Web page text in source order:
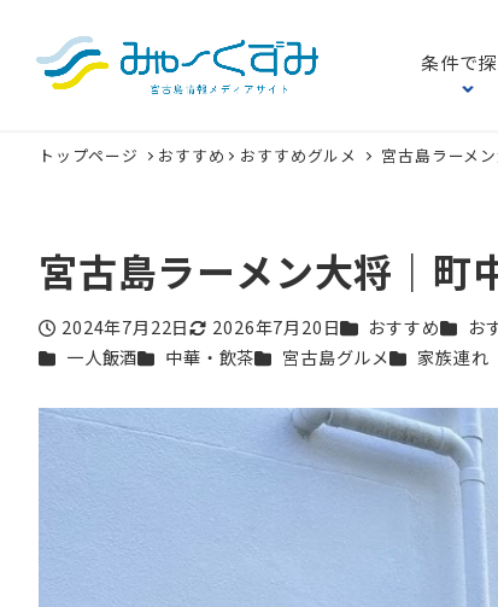
条件で
トップページ おすすめ おすすめグルメ 宮古島ラーメ
宮古島ラーメン大将｜町
投稿日
2024年7月22日
更新日
2026年7月20日カテゴリー
おすすめカテゴ
お
カテゴリー
一人飯酒カテゴリー
中華・飲茶カテゴリー
宮古島グルメカテゴリー
家族連れ